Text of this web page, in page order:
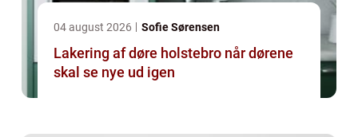
04 august 2026 Sofie Sørensen
Lakering af døre holstebro når dørene
skal se nye ud igen